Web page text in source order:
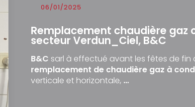
06/01/2025
Remplacement chaudière gaz
secteur Verdun_Ciel, B&C
B&C sarl à effectué avant les fêtes de fin
remplacement de chaudière gaz à
verticale et horizontale, …